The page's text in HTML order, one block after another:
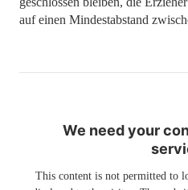
auf einen Mindestabstand
We need your
This content is not permitted to